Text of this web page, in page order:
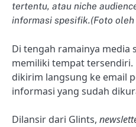
tertentu, atau niche
informasi spesifik.(Foto
Di tengah ramainya media
memiliki tempat tersendiri.
dikirim langsung ke email
informasi yang sudah
Dilansir dari Glints,